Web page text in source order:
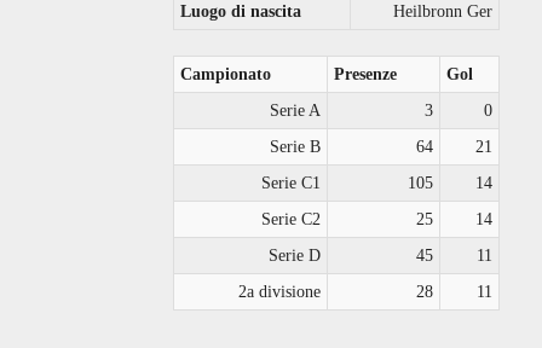
Luogo di nascita
Heilbronn Ger
Campionato Presenze
Gol
Serie A
3
0
Serie B
64
21
Serie C1
105
14
Serie C2
25
14
Serie D
45
11
2a divisione
28 11